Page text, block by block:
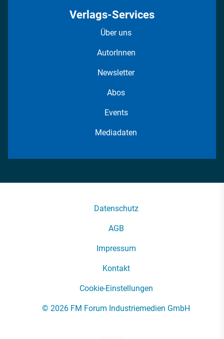
Verlags-Services
Über uns
AutorInnen
Newsletter
Abos
Events
Mediadaten
Datenschutz
AGB
Impressum
Kontakt
Cookie-Einstellungen
© 2026 FM Forum Industriemedien GmbH